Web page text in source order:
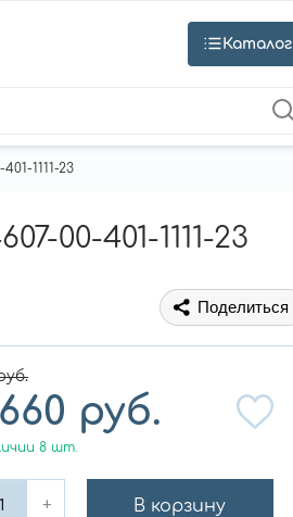
Каталог
1111-23
00-401-1111-23
Поделиться
руб.
8шт.
+ В корзину